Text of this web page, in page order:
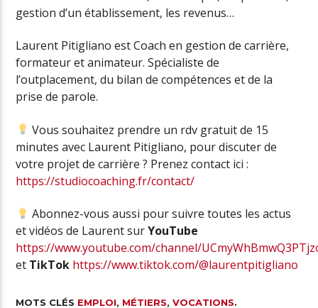
gestion d’un établissement, les revenus…
Laurent Pitigliano est Coach en gestion de carrière,
formateur et animateur. Spécialiste de
l’outplacement, du bilan de compétences et de la
prise de parole.
Vous souhaitez prendre un rdv gratuit de 15
minutes avec Laurent Pitigliano, pour discuter de
votre projet de carrière ? Prenez contact ici :
https://studiocoaching.fr/contact/
Abonnez-vous aussi pour suivre toutes les actus
et vidéos de Laurent surYouTube
https://www.youtube.com/channel/
et TikTok https://www.tiktok.com/@laurentpitigliano
MOTS CLÉS EMPLOI, MÉTIERS,VOCATIONS.